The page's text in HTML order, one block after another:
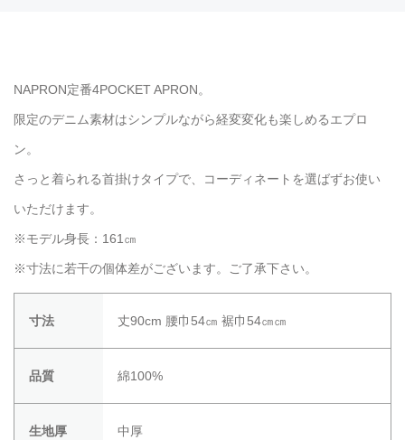
NAPRON定番4POCKET APRON。
限定のデニム素材はシンプルながら経変変化も楽しめるエプロ
ン。
さっと着られる首掛けタイプで、コーディネートを選ばずお使い
いただけます。
※モデル身長：161㎝
※寸法に若干の個体差がございます。ご了承下さい。
寸法 丈90cm 腰巾54㎝ 裾巾54㎝㎝
品質 綿100%
生地厚 中厚